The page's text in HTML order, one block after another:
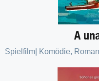
A
Spielfilm Komödie,